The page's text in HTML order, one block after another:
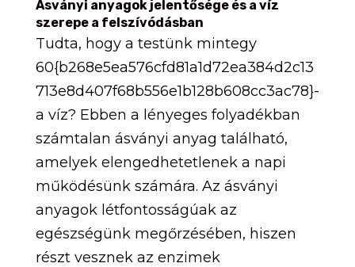
Ásványi anyagok jelentősége és a víz
szerepe a felszívódásban
Tudta, hogy a testünk mintegy
60{b268e5ea576cfd81a1d72ea384d2c13
713e8d407f68b556e1b128b608cc3ac78}-
a víz? Ebben a lényeges folyadékban
számtalan ásványi anyag található,
amelyek elengedhetetlenek a napi
működésünk számára. Az ásványi
anyagok létfontosságúak az
egészségünk megőrzésében, hiszen
részt vesznek az enzimek